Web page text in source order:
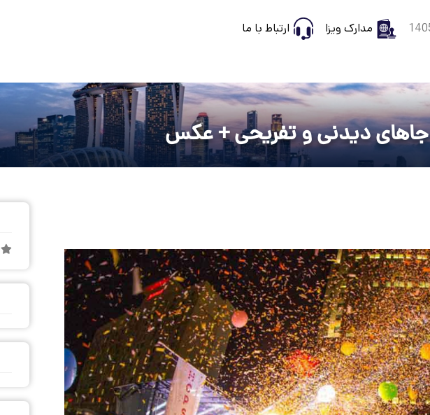
مدارک ویزا ارتباط با ما
دیدنی و تفریحی + عکس